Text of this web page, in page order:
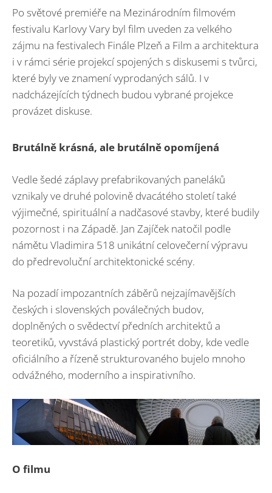
Po světové premiéře na Mezinárodním filmovém
festivalu Karlovy Vary byl film uveden za velkého
zájmu na festivalech Finále Plzeň a Film a architektura
i v rámci série projekcí spojených s diskusemi s tvůrci,
které byly ve znamení vyprodaných sálů. I v
nadcházejících týdnech budou vybrané projekce
provázet diskuse.
Brutálně krásná, ale brutálně opomíjená
Vedle šedé záplavy prefabrikovaných paneláků
vznikaly ve druhé polovině dvacátého století také
výjimečné, spirituální a nadčasové stavby, které budily
pozornost i na Západě. Jan Zajíček natočil podle
námětu Vladimira 518 unikátní celovečerní výpravu
do předrevoluční architektonické scény.
Na pozadí impozantních záběrů nejzajímavějších
českých i slovenských poválečných budov,
doplněných o svědectví předních architektů a
teoretiků, vyvstává plastický portrét doby, kde vedle
oficiálního a řízeně strukturovaného bujelo mnoho
odvážného, moderního a inspirativního.
O filmu